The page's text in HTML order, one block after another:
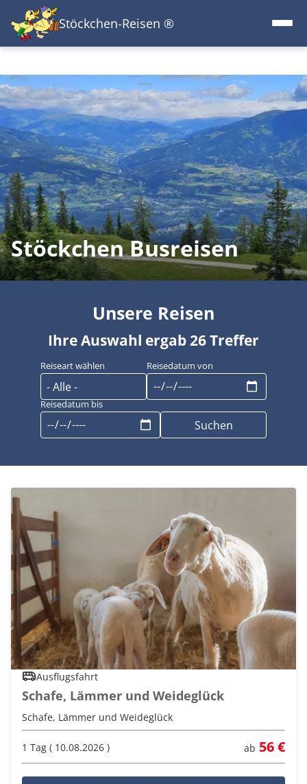
Direkt
zum
Inhalt
Stöckchen-Reisen ®
Stöckchen Busreisen
Unsere Reisen
Ihre Auswahl ergab 26 Treffer
Reiseart wählen Reisedatum von
Reisedatum bis
Ausflugsfahrt
Schafe, Lämmer und Weideglück
Schafe, Lämmer und Weideglück
1 Tag ( 10.08.2026 ) ab 56 €